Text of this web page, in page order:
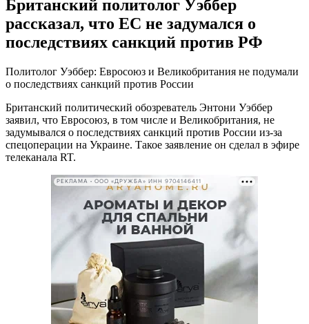
Британский политолог Уэббер
рассказал, что ЕС не задумался о
последствиях санкций против РФ
Политолог Уэббер: Евросоюз и Великобритания не подумали
о последствиях санкций против России
Британский политический обозреватель Энтони Уэббер
заявил, что Евросоюз, в том числе и Великобритания, не
задумывался о последствиях санкций против России из-за
спецоперации на Украине. Такое заявление он сделал в эфире
телеканала RT.
РЕКЛАМА • ООО «ДРУЖБА» ИНН 9704146411